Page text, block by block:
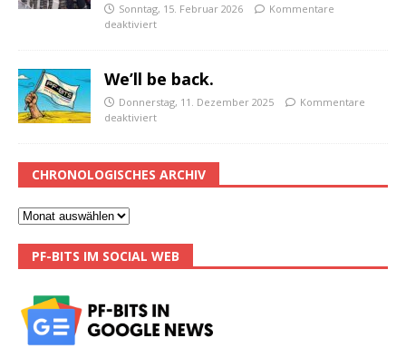
Sonntag, 15. Februar 2026
Kommentare
deaktiviert
We’ll be back.
Donnerstag, 11. Dezember 2025
Kommentare
deaktiviert
CHRONOLOGISCHES ARCHIV
PF-BITS IM SOCIAL WEB